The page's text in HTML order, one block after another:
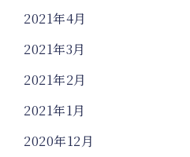
2021年4月
2021年3月
2021年2月
2021年1月
2020年12月